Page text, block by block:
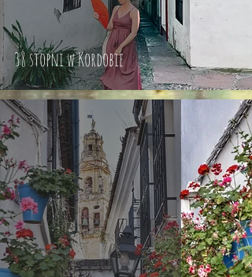
38 stopni w Kordobie